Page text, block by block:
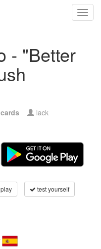
- "Better
lack
play test yourself